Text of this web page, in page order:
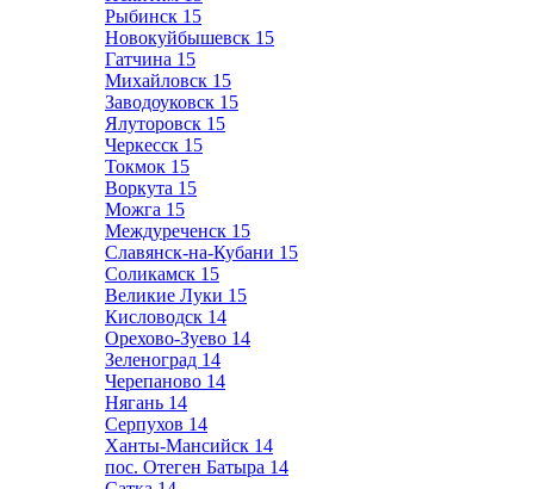
Рыбинск 15
Новокуйбышевск 15
Гатчина 15
Михайловск 15
Заводоуковск 15
Ялуторовск 15
Черкесск 15
Токмок 15
Воркута 15
Можга 15
Междуреченск 15
Славянск-на-Кубани 15
Соликамск 15
Великие Луки 15
Кисловодск 14
Орехово-Зуево 14
Зеленоград 14
Черепаново 14
Нягань 14
Серпухов 14
Ханты-Мансийск 14
пос. Отеген Батыра 14